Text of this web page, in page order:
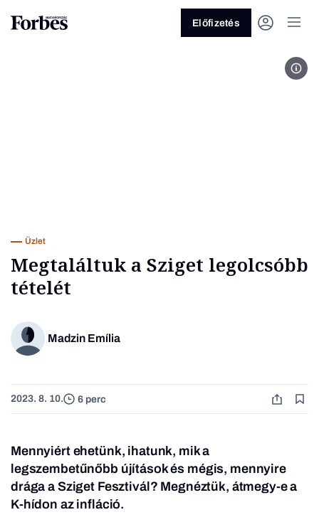
Előfizetés
Üzlet
Megtaláltuk a Sziget legolcsóbb
tételét
Madzin Emília
2023. 8. 10. 6 perc
Mennyiért ehetünk, ihatunk, mik a
legszembetűnőbb újítások és mégis, mennyire
drága a Sziget Fesztivál? Megnéztük, átmegy-e a
K-hídon az infláció.